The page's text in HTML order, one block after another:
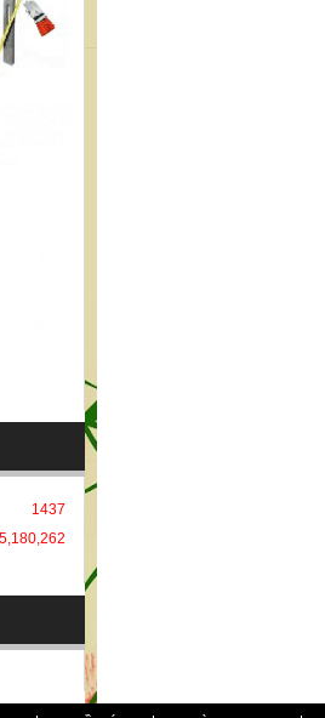
1437
5,180,262